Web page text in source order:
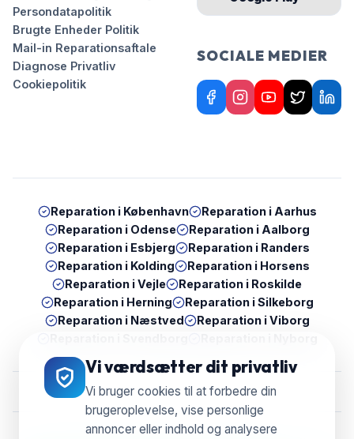
Vi værdsætter dit privatliv
Vi bruger cookies til at forbedre din
brugeroplevelse, vise personlige
annoncer eller indhold og analysere
Persondatapolitik
Brugte Enheder Politik
Mail-in Reparationsaftale
Diagnose Privatliv
Cookiepolitik
SOCIALE MEDIER
Reparation i København Reparation i Aarhus
Reparation i Odense Reparation i Aalborg
Reparation i Esbjerg Reparation i Randers
Reparation i Kolding Reparation i Horsens
Reparation iVejle Reparation i Roskilde
Reparation i Herning Reparation i Silkeborg
Reparation i Næstved Reparation i Viborg